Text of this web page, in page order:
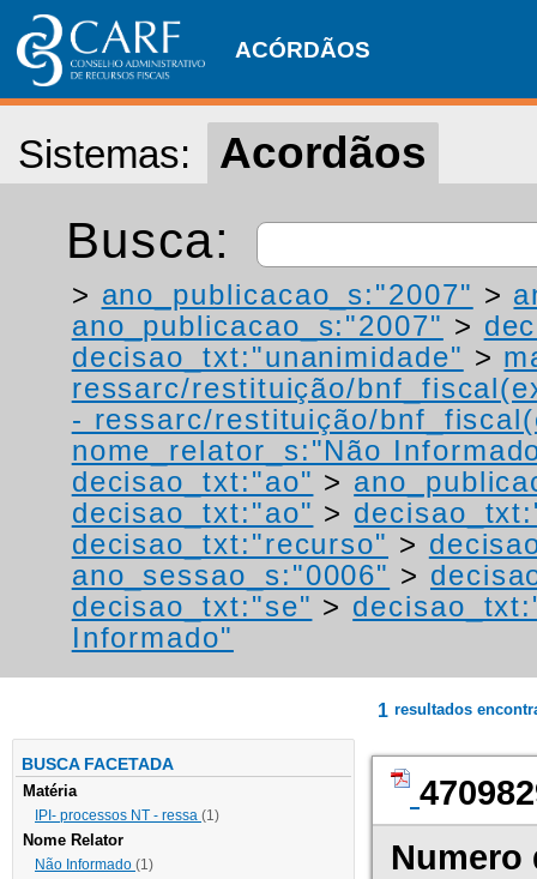
ACÓRDÃOS
Sistemas: Acordãos
Busca:
> ano_publicacao_s:"2007" >
ano_publicacao_s:"2007" >
decisao_txt:"unanimidade" >
ressarc/restituição/
- ressarc/restituição/
nome_relator_s:"Não
decisao_txt:"ao" >
decisao_txt:"ao" >
decisao_txt:"recurso" >
ano_sessao_s:"0006" >
decisao_txt:"se" >
Informado"
BUSCA FACETADA
Matéria
IPI- processos NT - ressa (1)
Nome Relator
Não Informado (1)
1 resultados
Numero